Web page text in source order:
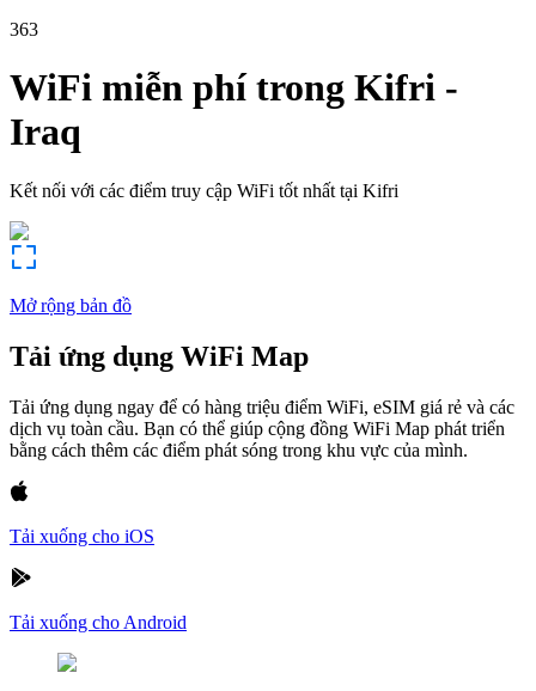
363
WiFi miễn phí trong Kifri -
Iraq
Kết nối với các điểm truy cập WiFi tốt nhất tại Kifri
Mở rộng bản đồ
Tải ứng dụng WiFi Map
Tải ứng dụng ngay để có hàng triệu điểm WiFi, eSIM giá rẻ và các
dịch vụ toàn cầu. Bạn có thể giúp cộng đồng WiFi Map phát triển
bằng cách thêm các điểm phát sóng trong khu vực của mình.
Tải xuống cho iOS
Tải xuống cho Android